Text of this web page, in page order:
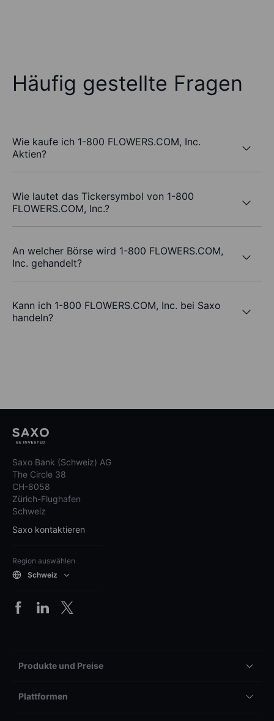
Häufig gestellte Fragen
Wie kaufe ich 1-800 FLOWERS.COM, Inc.
Aktien?
Wie lautet das Tickersymbol von 1-800
FLOWERS.COM, Inc.?
An welcher Börse wird 1-800 FLOWERS.COM,
Inc. gehandelt?
Kann ich 1-800 FLOWERS.COM, Inc. bei Saxo
handeln?
Saxo Bank (Schweiz) AG
The Circle 38
CH-8058
Zürich-Flughafen
Schweiz
Saxo kontaktieren
Region auswählen
Schweiz
Produkte und Preise
Plattformen